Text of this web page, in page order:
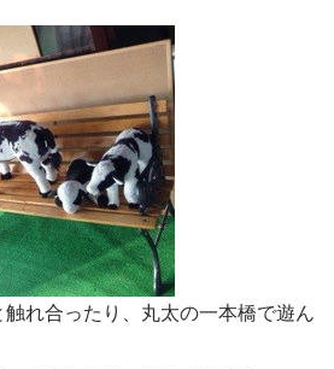
れ合ったり、丸太の一本橋で遊ん